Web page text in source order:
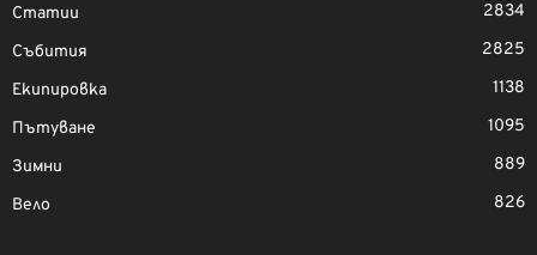
Статии
2834
Събития
2825
Екипировка
1138
Пътуване
1095
Зимни
889
Вело
826